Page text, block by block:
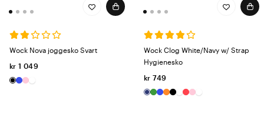
Wock Nova joggesko Svart
kr 1 049
Wock Clog White/Navy w/ Strap
Hygienesko
kr 749